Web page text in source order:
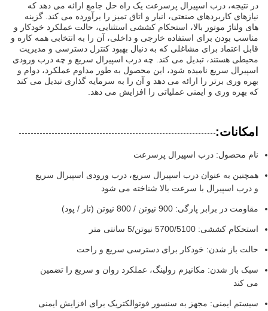
در نتیجه، درب اسپیرال پرسرعت یک راه حل جامع ارائه می دهد که
نیازهای کاربردهای صنعتی، انبار و اتاق تمیز را برآورده می کند. گزینه
های ولتاژ موتور بالا، استحکام کششی استثنایی، حالت عملکرد خودکار و
مناسب بودن برای استفاده خارجی و داخلی، آن را به انتخابی همه کاره و
قابل اعتماد برای مشاغلی که به دنبال بهبود کنترل دسترسی و مدیریت
محیطی هستند، تبدیل می کند. چه درب اسپیرال سریع و چه درب ورودی
اسپیرال سریع نامیده شود، این محصول به طور مداوم عملکرد، دوام و
بهره وری برتر را ارائه می دهد و آن را به سرمایه گذاری تبدیل می کند
که بهره وری و ایمنی عملیاتی را افزایش می دهد.
امکانات:
نام محصول: درب اسپیرال پرسرعت
همچنین به عنوان درب اسپیرال سریع، درب ورودی اسپیرال سریع
و درب اسپیرال با سرعت بالا شناخته می شود
مقاومت در برابر پارگی: 900 نیوتن / 800 نیوتن (تار / پود)
استحکام کششی: 5700/5100 نیوتن/5 سانتی متر
حالت باز شدن: خودکار برای دسترسی سریع و راحت
سبک باز شدن: مکانیزم رولینگ، عملکرد روان و سریع را تضمین
می کند
سیستم ایمنی: مجهز به سنسور فوتوالکتریک برای افزایش ایمنی